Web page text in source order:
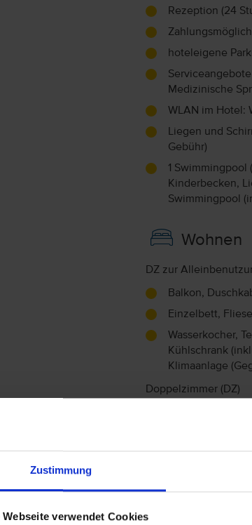
Zustimmung
Webseite verwendet Cookies
Rezeption (24
hoteleigene
Medizinische
WLAN im Hotel:
Liegen und
Gebühr)
1 Swimmingpool
Kinderbecken,
Swimmingpool
Wohnen
DZ zur
Balkon,
Einzelbett,
Wasserkocher,
Kühlschrank
Klimaanlage
Doppelzimmer (DZ)
Wasserkocher,
Kühlschrank